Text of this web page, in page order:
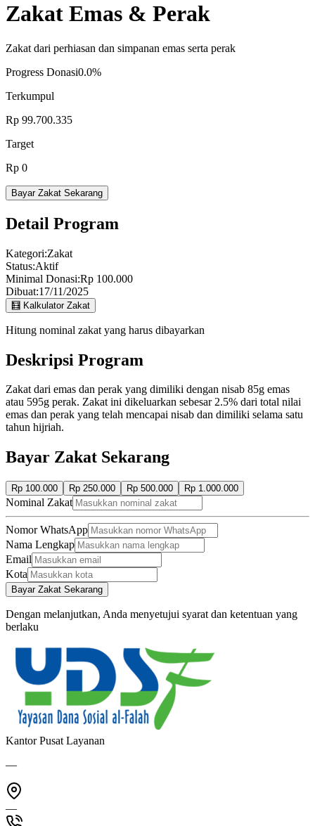
Zakat Emas & Perak
Zakat dari perhiasan dan simpanan emas serta perak
Progress Donasi0.0%
Terkumpul
Rp 99.700.335
Target
Rp 0
Bayar Zakat Sekarang
Detail Program
Kategori:Zakat
Status:Aktif
Minimal Donasi:Rp 100.000
Dibuat:17/11/2025
🧮 Kalkulator Zakat
Hitung nominal zakat yang harus dibayarkan
Deskripsi Program
Zakat dari emas dan perak yang dimiliki dengan nisab 85g emas
atau 595g perak. Zakat ini dikeluarkan sebesar 2.5% dari total nilai
emas dan perak yang telah mencapai nisab dan dimiliki selama satu
tahun hijriah.
Bayar Zakat Sekarang
Rp 100.000 Rp 250.000 Rp 500.000 Rp 1.000.000
Nominal Zakat
Nomor WhatsApp
Nama Lengkap
Email
Kota
Bayar Zakat Sekarang
Dengan melanjutkan, Anda menyetujui syarat dan ketentuan yang
berlaku
Kantor Pusat Layanan
—
—